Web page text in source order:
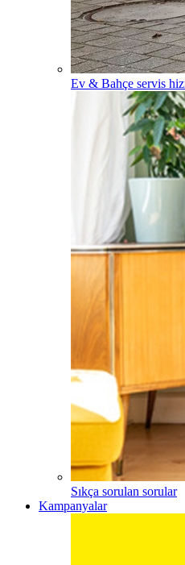
Ev & Bahçe servis
Sıkça sorulan sorular
Kampanyalar